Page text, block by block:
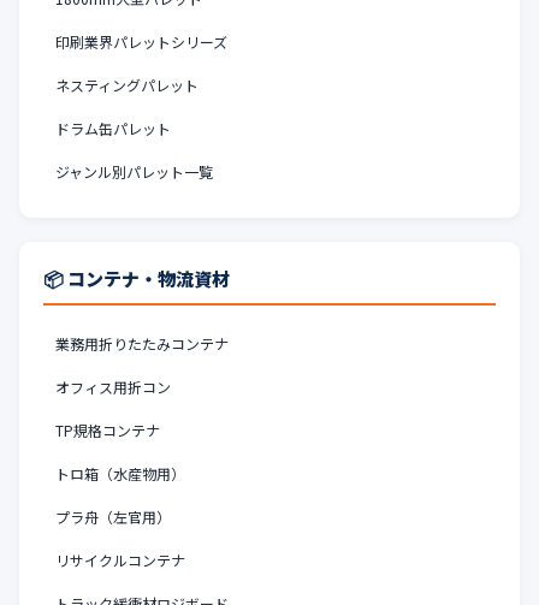
印刷業界パレットシリーズ
ネスティングパレット
ドラム缶パレット
ジャンル別パレット一覧
📦 コンテナ・物流資材
業務用折りたたみコンテナ
オフィス用折コン
TP規格コンテナ
トロ箱（水産物用）
プラ舟（左官用）
リサイクルコンテナ